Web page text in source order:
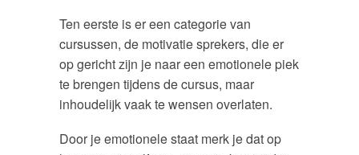
Ten eerste is er een categorie van
cursussen, de motivatie sprekers, die er
op gericht zijn je naar een emotionele piek
te brengen tijdens de cursus, maar
inhoudelijk vaak te wensen overlaten.
Door je emotionele staat merk je dat op